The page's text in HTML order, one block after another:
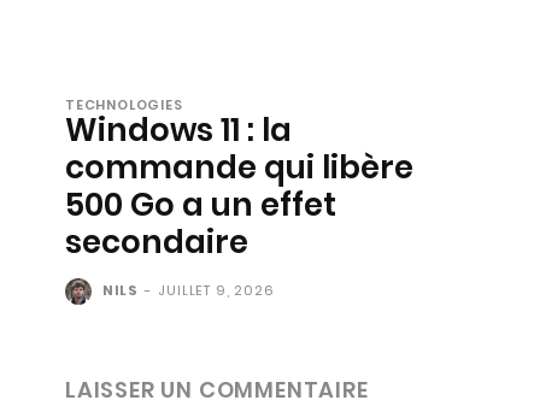
TECHNOLOGIES
Windows 11 : la
commande qui libère
500 Go a un effet
secondaire
NILS - JUILLET 9, 2026
LAISSER UN COMMENTAIRE